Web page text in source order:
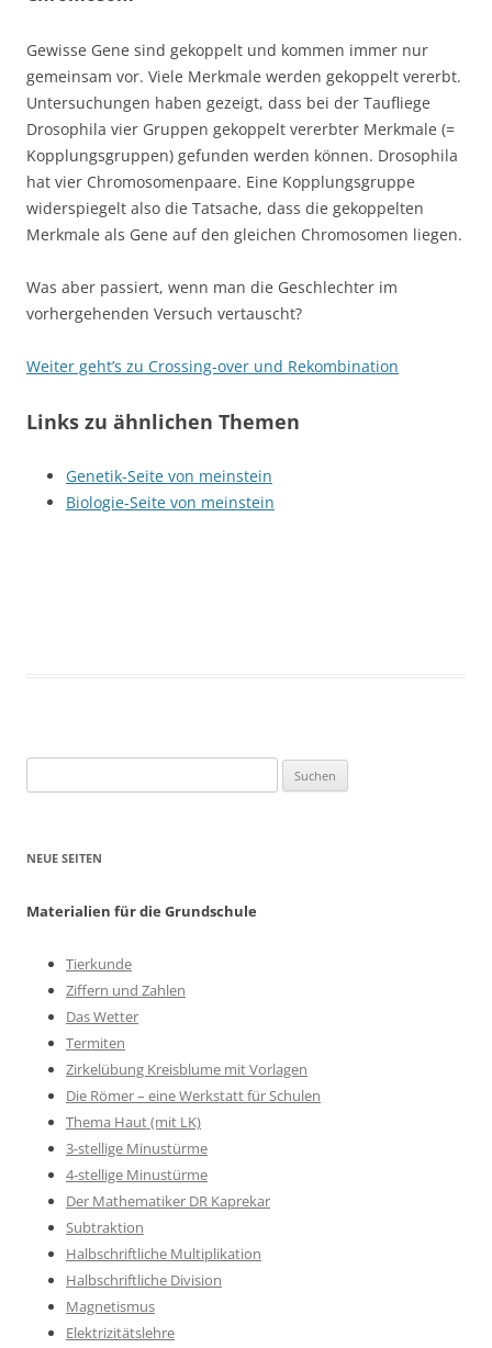
Gewisse Gene sind gekoppelt und kommen immer nur
gemeinsam vor. Viele Merkmale werden gekoppelt vererbt.
Untersuchungen haben gezeigt, dass bei der Taufliege
Drosophila vier Gruppen gekoppelt vererbter Merkmale (=
Kopplungsgruppen) gefunden werden können. Drosophila
hat vier Chromosomenpaare. Eine Kopplungsgruppe
widerspiegelt also die Tatsache, dass die gekoppelten
Merkmale als Gene auf den gleichen Chromosomen liegen.
Was aber passiert, wenn man die Geschlechter im
vorhergehenden Versuch vertauscht?
Weiter geht’s zu Crossing-over und Rekombination
Links zu ähnlichen Themen
Genetik-Seite von meinstein
Biologie-Seite von meinstein
nach:
NEUE SEITEN
Materialien für die Grundschule
Tierkunde
Ziffern und Zahlen
Das Wetter
Termiten
Zirkelübung Kreisblume mit Vorlagen
Die Römer – eine Werkstatt für Schulen
Thema Haut (mit LK)
3-stellige Minustürme
4-stellige Minustürme
Der Mathematiker DR Kaprekar
Subtraktion
Halbschriftliche Multiplikation
Halbschriftliche Division
Magnetismus
Elektrizitätslehre